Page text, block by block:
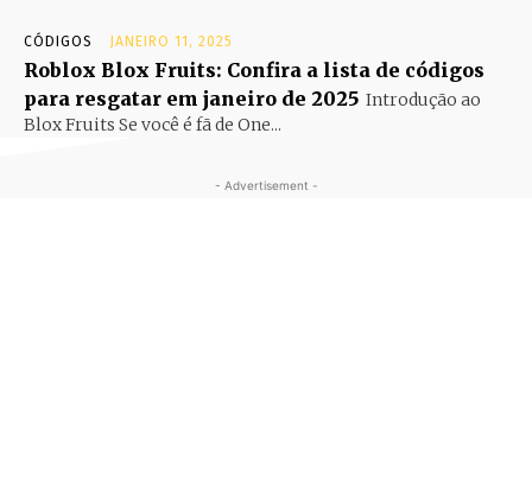
CÓDIGOS JANEIRO 11, 2025
Roblox Blox Fruits: Confira a lista de códigos
para resgatar em janeiro de 2025 Introdução ao
Blox Fruits Se você é fã de One...
- Advertisement -